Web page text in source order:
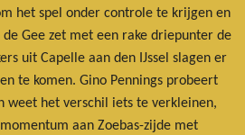
het spel onder controle te krijgen en
Gee zet met een rake driepunter de
uit Capelle aan den IJssel slagen er
te komen. Gino Pennings probeert
weet het verschil iets te verkleinen,
aan Zoebas-zijde met